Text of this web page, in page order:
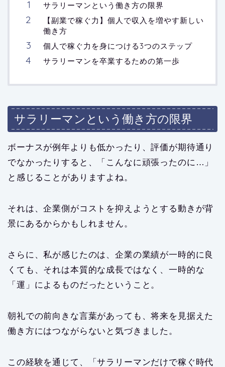
サラリーマンという働き方の限界
【副業で稼ぐ力】個人で収入を増やす新しい
働き方
個人で稼ぐ力を身につける3つのステップ
サラリーマンを卒業するための第一歩
サラリーマンという働き方の限界
ボーナスが例年よりも低かったり、評価が期待通り
でなかったりすると、「こんなに頑張ったのに…」
と感じることがありますよね。
それは、企業側がコストを抑えようとする動きが背
景にあるからかもしれません。
さらに、私が感じたのは、企業の業績が一時的に良
くても、それは本質的な成長ではなく、一時的な
「運」によるものだったということ。
朝礼での前向きな言葉があっても、将来を見据えた
働き方にはつながらないと気づきました。
この経験を通じて、「サラリーマンだけで稼ぐ時代